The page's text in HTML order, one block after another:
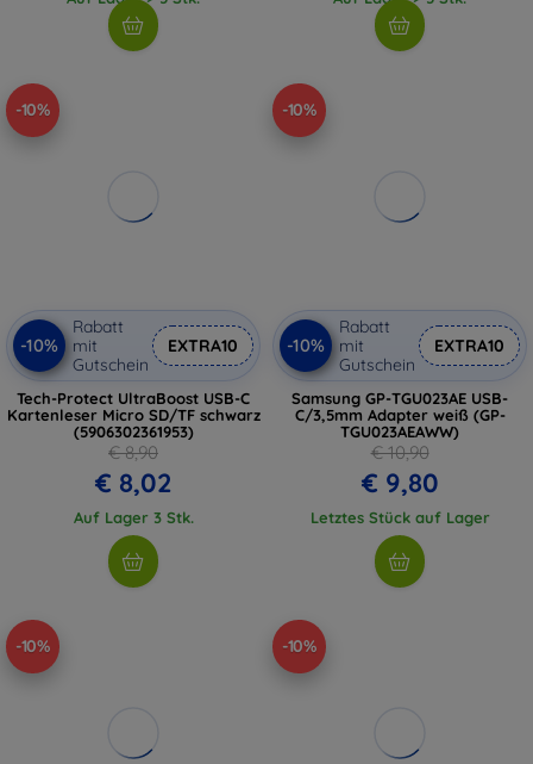
-10%
-10%
Rabatt
mit
Gutschein
EXTRA10
Tech-Protect UltraBoost USB-C
Kartenleser Micro SD/TF schwarz
(5906302361953)
€ 8,90
€ 8,02
Auf Lager 3 Stk.
-10%
-10%
Rabatt
mit
Gutschein
EXTRA10
Samsung GP-TGU023AE USB-
C/3,5mm Adapter weiß (GP-
TGU023AEAWW)
€ 10,90
€ 9,80
Letztes Stück auf Lager
-10% -10%